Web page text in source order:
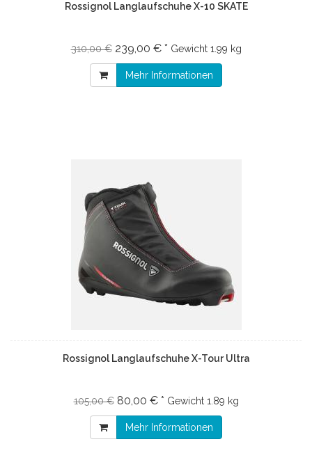
Rossignol Langlaufschuhe X-10 SKATE
310,00 € 239,00 € * Gewicht 1.99 kg
Mehr Informationen
Rossignol Langlaufschuhe X-Tour Ultra
105,00 € 80,00 € * Gewicht 1.89 kg
Mehr Informationen